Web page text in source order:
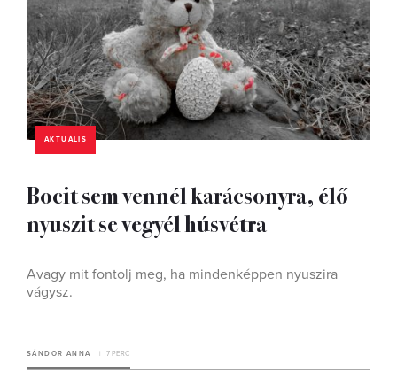
AKTUÁLIS
Bocit sem vennél karácsonyra, élő
nyuszit se vegyél húsvétra
Avagy mit fontolj meg, ha mindenképpen nyuszira
vágysz.
SÁNDOR ANNA 7 PERC